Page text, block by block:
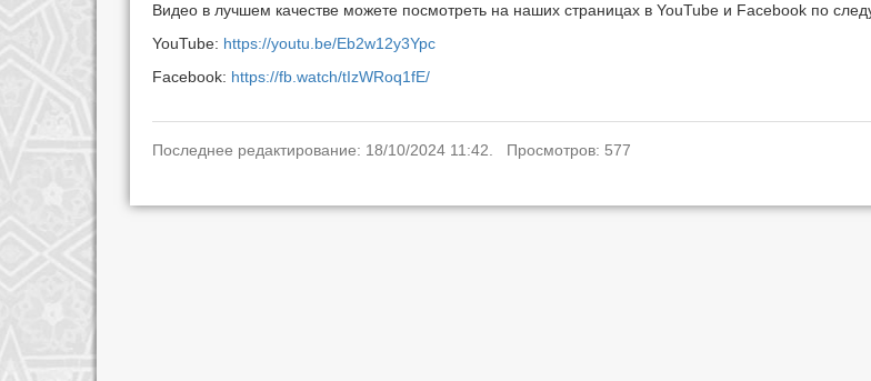
Видео в лучшем качестве можете посмотреть на наших страницах в YouTube и Facebook по
YouTube: https://youtu.be/Eb2w12y3Ypc
Facebook: https://fb.watch/tIzWRoq1fE/
Последнее редактирование: 18/10/2024 11:42. Просмотров: 577